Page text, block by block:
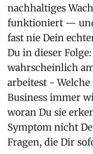
nachhaltiges
funktioniert —
fast nie Dein
Du in dieser
wahrscheinlich
arbeitest -
Business immer
woran Du sie
Symptom nicht
Fragen, die Dir